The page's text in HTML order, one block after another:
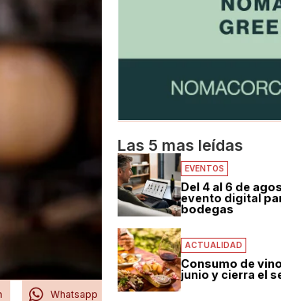
Whatsapp
Las 5 mas leídas
EVENTOS
Del 4 al 6 de
evento digital
bodegas
ACTUALIDAD
Consumo de
junio y cierra el